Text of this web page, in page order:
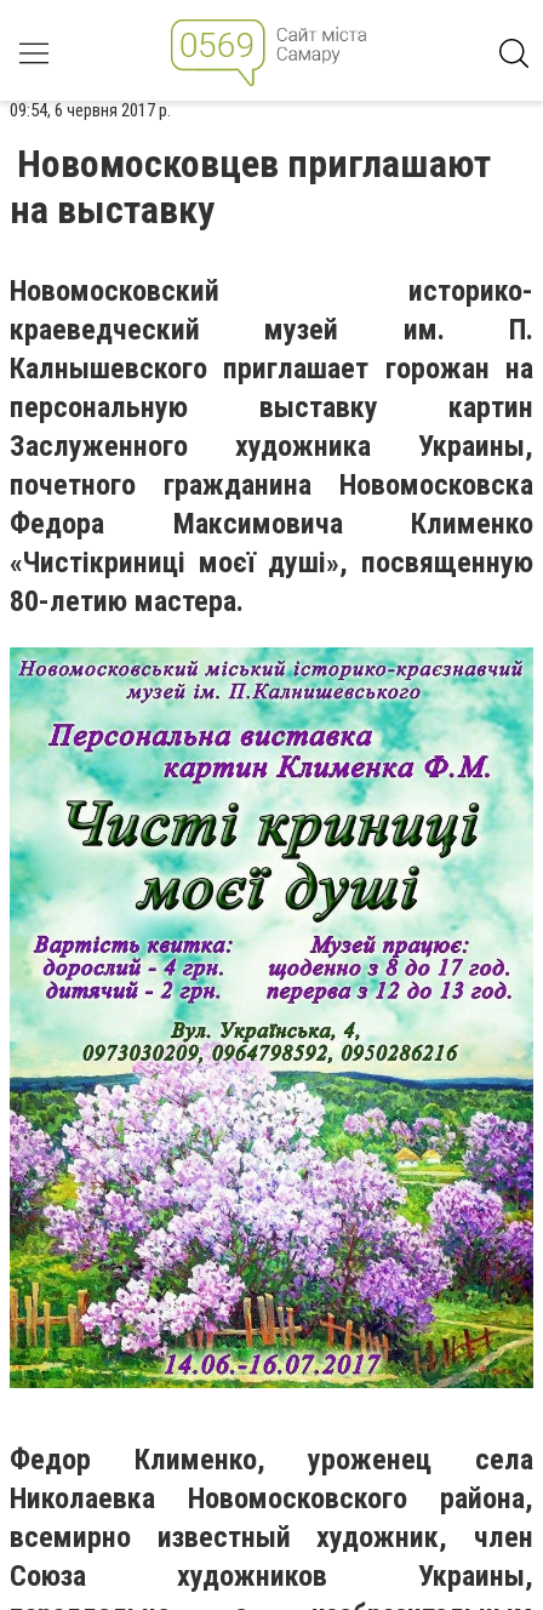
09:54, 6 червня 2017 р.
Новомосковцев приглашают
на выставку
Новомосковский историко-
краеведческий музей им. П.
Калнышевского приглашает горожан на
персональную выставку картин
Заслуженного художника Украины,
почетного гражданина Новомосковска
Федора Максимовича Клименко
«Чистікриниці моєїдуші», посвященную
80-летию мастера.
Федор Клименко, уроженец села
Николаевка Новомосковского района,
всемирно известный художник, член
Союза художников Украины,